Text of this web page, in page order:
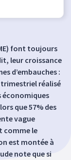
font toujours
leur croissance
d’embauches :
trimestriel réalisé
économiques
que 57% des
vague
comme le
est montée à
note que si